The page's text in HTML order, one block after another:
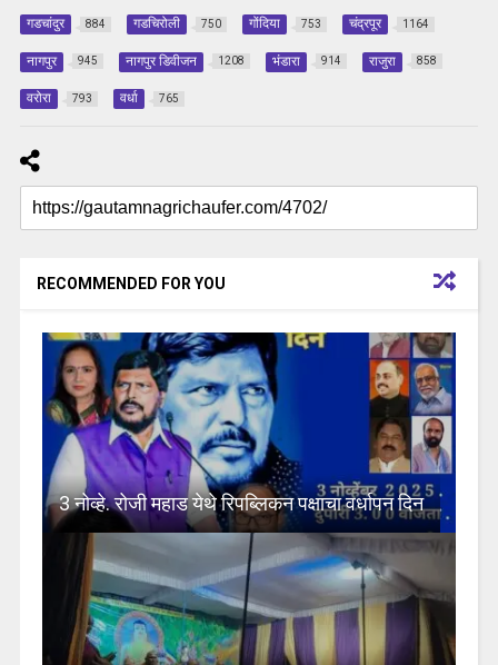
गडचांदुर 884 गडचिरोली 750 गोंदिया 753 चंद्रपूर 1164
नागपुर 945 नागपुर डिवीजन 1208 भंडारा 914 राजुरा 858
वरोरा 793 वर्धा 765
RECOMMENDED FOR YOU
3 नोव्हे. रोजी महाड येथे रिपब्लिकन पक्षाचा वर्धापन दिन